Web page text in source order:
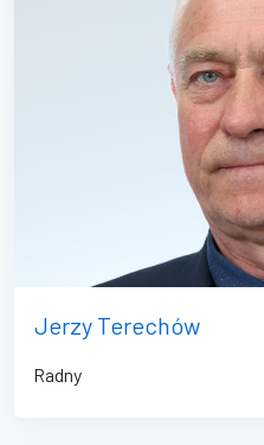
Jerzy Terechów
Radny